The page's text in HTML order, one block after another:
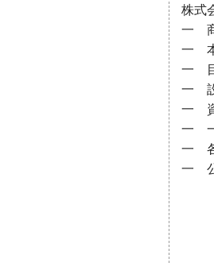
株式
一
一
一
一
一
一
一
一
沖
同